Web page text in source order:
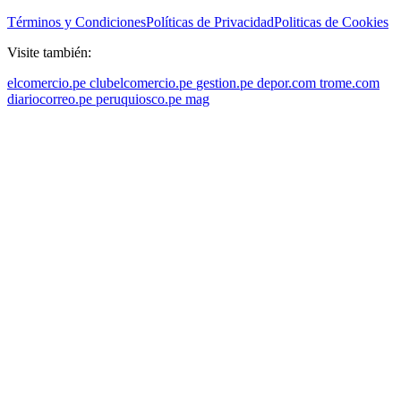
Términos y CondicionesPolíticas de PrivacidadPoliticas de Cookies
Visite también:
elcomercio.pe clubelcomercio.pe gestion.pe depor.com trome.com
diariocorreo.pe peruquiosco.pe mag